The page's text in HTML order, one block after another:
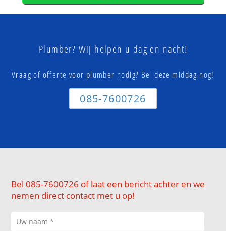
Plumber? Wij helpen u dag en nacht!
Vraag of offerte voor plumber nodig? Bel deze middag nog!
085-7600726
Bel 085-7600726 of laat een bericht achter en we
nemen direct contact met u op!